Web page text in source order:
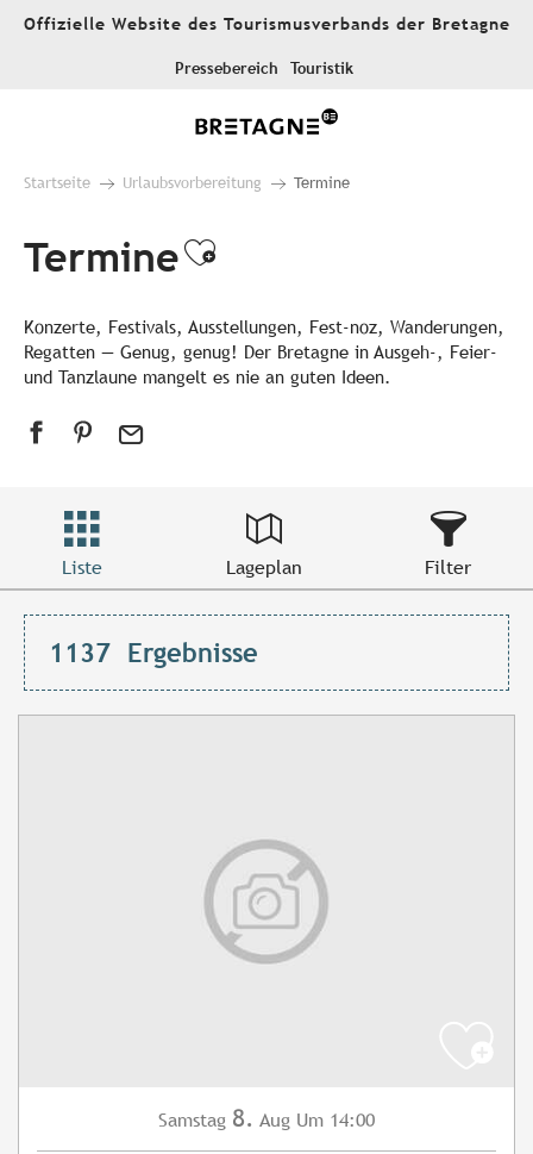
AllerOffizielle Website des Tourismusverbands der Bretagne
Pressebereich Touristik
Startseite Urlaubsvorbereitung Termine
TermineAjouter aux
Konzerte, Festivals, Ausstellungen, Fest-noz, Wanderungen,
Regatten — Genug, genug! Der Bretagne in Ausgeh-, Feier-
und Tanzlaune mangelt es nie an guten Ideen.
Liste Lageplan Filter
1137 Ergebnisse
Samstag 8. Aug Um 14:00